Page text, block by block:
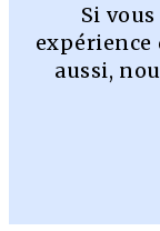
Si
expérience
aussi,